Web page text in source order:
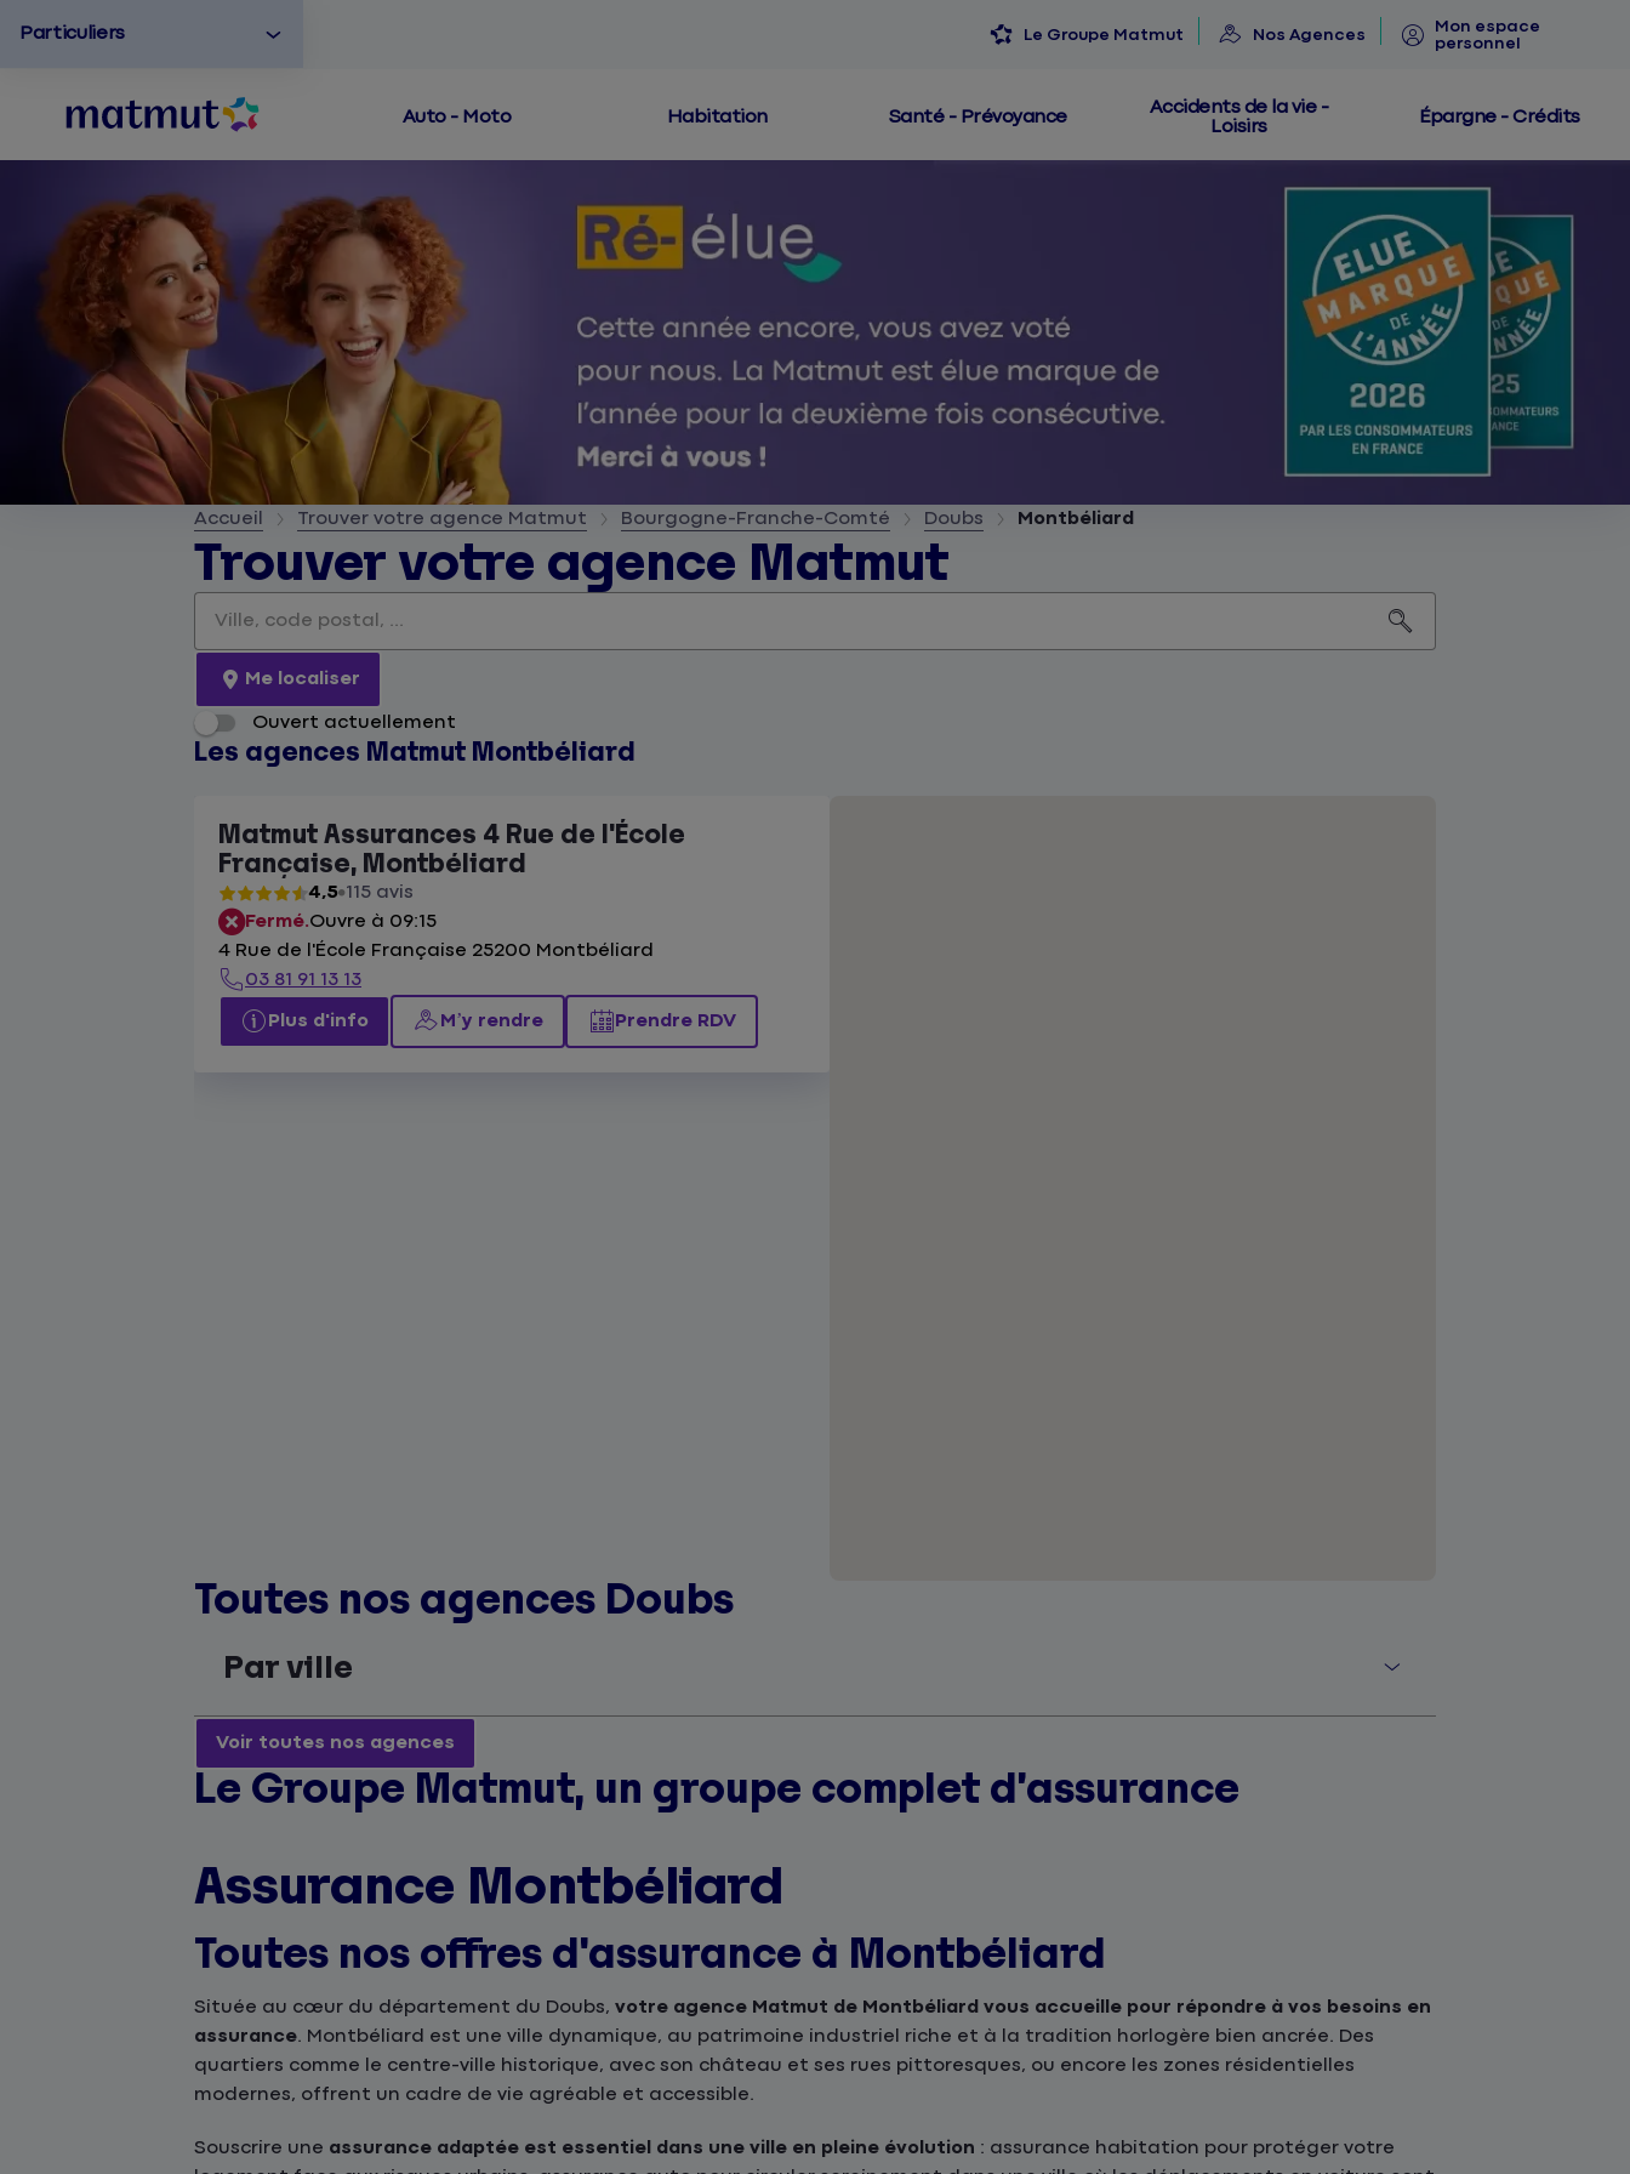
Particuliers Le Groupe Matmut Nos Agences
Mon espace
personnel
Auto - Moto Habitation Santé - Prévoyance
Accidents de la vie -
Loisirs
Épargne - Crédits
Accueil Trouver votre agence Matmut Bourgogne-Franche-Comté Doubs Montbéliard
Trouver votre agence Matmut
Veuillez renseigner une adresse
Me localiser
Ouvert actuellement
Les agences Matmut Montbéliard
Matmut Assurances 4 Rue de l'École
Française, Montbéliard
4,5 115 avis
Fermé.Ouvre à 09:15
4 Rue de l'École Française 25200 Montbéliard
03 81 91 13 13
Plus d'info
M’y rendre Prendre RDV
Toutes nos agences Doubs
Par ville
Voir toutes nos agences
Le Groupe Matmut, un groupe complet d’assurance
Assurance Montbéliard
Toutes nos offres d'assurance à Montbéliard
Située au cœur du département du Doubs, votre agence Matmut de Montbéliard vous accueille pour répondre à vos besoins en
assurance. Montbéliard est une ville dynamique, au patrimoine industriel riche et à la tradition horlogère bien ancrée. Des
quartiers comme le centre-ville historique, avec son château et ses rues pittoresques, ou encore les zones résidentielles
modernes, offrent un cadre de vie agréable et accessible.
Souscrire une assurance adaptée est essentiel dans une ville en pleine évolution : assurance habitation pour protéger votre